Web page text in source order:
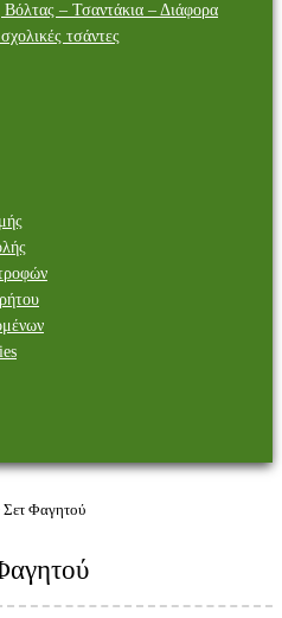
Βόλτας – Τσαντάκια – Διάφορα
τσάντες
Σετ Φαγητού